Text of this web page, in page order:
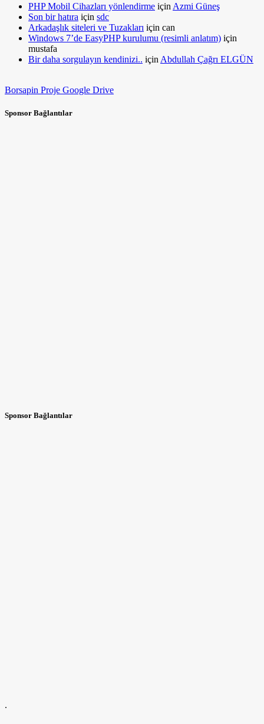
PHP Mobil Cihazları yönlendirme için Azmi Güneş
Son bir hatıra için sdc
Arkadaşlık siteleri ve Tuzakları için can
Windows 7’de EasyPHP kurulumu (resimli anlatım) için
mustafa
Bir daha sorgulayın kendinizi.. için Abdullah Çağrı ELGÜN
Borsapin Proje Google Drive
Sponsor Bağlantılar
Sponsor Bağlantılar
.